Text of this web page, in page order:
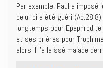
Par exemple, Paul a
celui-ci a été guéri
longtemps pour
et ses prières pour
alors il l’a laissé malade